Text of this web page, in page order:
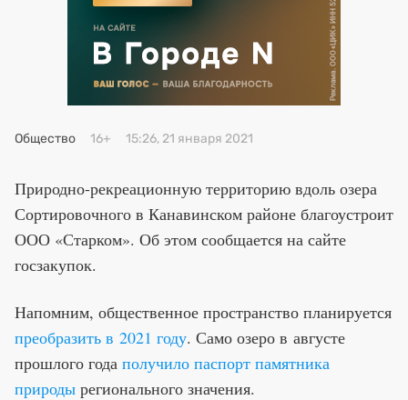
Общество 16+ 15:26, 21 января 2021
Природно-рекреационную территорию вдоль озера
Сортировочного в Канавинском районе благоустроит
ООО «Старком». Об этом сообщается на сайте
госзакупок.
Напомним, общественное пространство планируется
преобразить в 2021 году. Само озеро в августе
прошлого года получило паспорт памятника
природы регионального значения.